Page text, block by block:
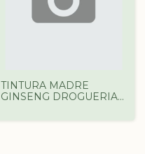
TINTURA MADRE
GINSENG DROGUERIA